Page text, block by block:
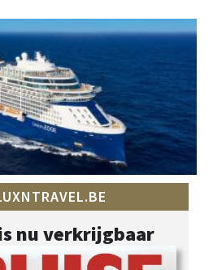
nu verkrijgbaar